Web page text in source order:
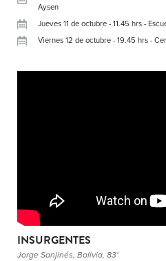
Aysen
Jueves 11 de octubre - 11.45 hrs -
Viernes 12 de octubre - 19.45 hrs -
INSURGENTES
Jorge Sanjinés, Bolivia, 83'